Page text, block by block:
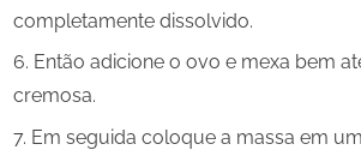
completamente dissolvido.
Então adicione o ovo e mexa bem
cremosa.
Em seguida coloque a massa em